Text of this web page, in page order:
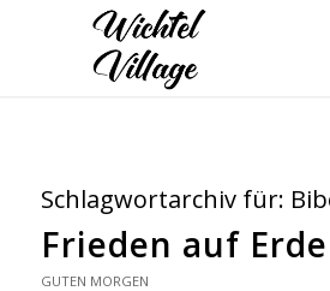
Schlagwortarchiv für:
Frieden auf
GUTEN MORGEN